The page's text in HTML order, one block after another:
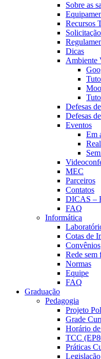
Sobre as
Recursos
Solicitação
Dicas
Ambiente
Defesas
Defesas
Eventos
Em
MEC
Parceiros
Contatos
DICAS –
FAQ
Informática
Cotas de
Convênios
Rede sem
Normas
Equipe
FAQ
Graduação
Pedagogia
Projeto
Grade
Horário
TCC
Práticas
Legislação